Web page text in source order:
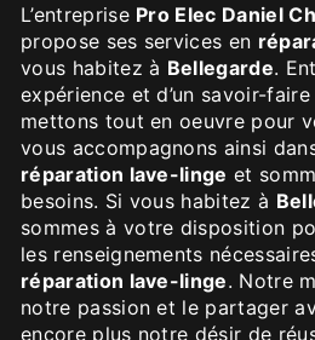
L’entreprise Pro Elec Daniel
propose ses services en
vous habitez à Bellegarde.
expérience et d’un savoir-
mettons tout en oeuvre pour
vous accompagnons ainsi
réparation lave-linge et
besoins. Si vous habitez à
sommes à votre disposition
les renseignements
réparation lave-linge. Notre
notre passion et le partager
encore plus notre désir de